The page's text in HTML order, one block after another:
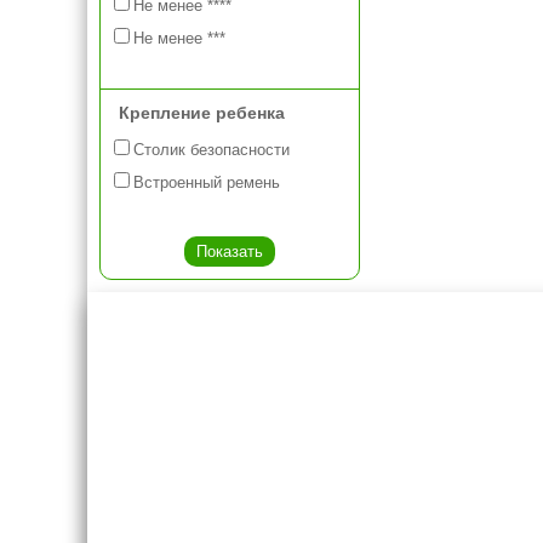
Не менее ****
Не менее ***
Крепление ребенка
Столик безопасности
Встроенный ремень